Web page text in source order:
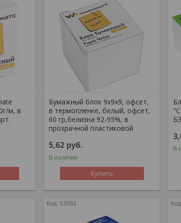
м, в
Бумажный блок 9х9х9, офсет,
в термопленке, белый, офсет,
60 гр,белизна 92-95%, в
прозрачной пластиковой
5,62 руб.
В наличии
Купить
В
53392